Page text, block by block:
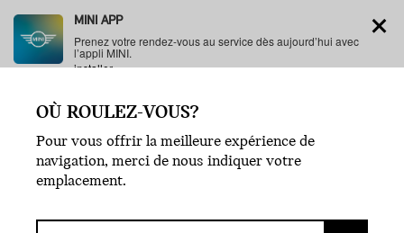
MINI APP
Prenez votre rendez-vous au service dès aujourd’hui avec
l’appli MINI.
installer
OÙ ROULEZ-VOUS?
Pour vous offrir la meilleure expérience de
navigation, merci de nous indiquer votre
emplacement.